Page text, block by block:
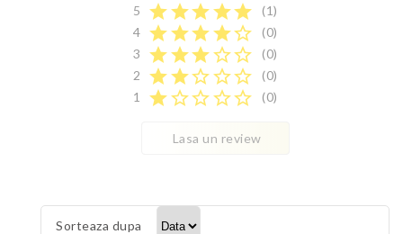
5 starstarstarstarstar
(1)
4 starstarstarstarstar_border
(0)
3
starstarstarstar_borderstar_border
(0)
2
starstarstar_borderstar_borderstar_border
(0)
1
starstar_borderstar_borderstar_borderstar_border (0)
Lasa un review
Sorteaza dupa